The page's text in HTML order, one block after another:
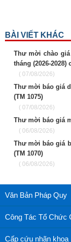
BÀI VIẾT KHÁC
Thư mời chào
tháng (2026-
( 07/08/2026)
Thư mời báo giá
(TM 1075)
( 07/08/2026)
Thư mời báo giá
( 06/08/2026)
Thư mời báo giá
(TM 1070)
( 06/08/2026)
Văn Bản Pháp Quy
Công Tác Tổ Chức
Cấp cứu nhãn khoa